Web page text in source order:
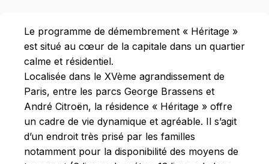
Le programme de démembrement « Héritage »
est situé au cœur de la capitale dans un quartier
calme et résidentiel.
Localisée dans le XVème agrandissement de
Paris, entre les parcs George Brassens et
André Citroën, la résidence « Héritage » offre
un cadre de vie dynamique et agréable. Il s’agit
d’un endroit très prisé par les familles
notamment pour la disponibilité des moyens de